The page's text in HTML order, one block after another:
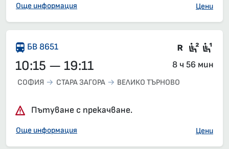
Още информация Цени
БВ 8651 Във
10:15 — 19:11 8 ч 56 мин
СОФИЯ СТАРА ЗАГОРА ВЕЛИКО ТЪРНОВО
Пътуване с прекачване.
Още информация Цени